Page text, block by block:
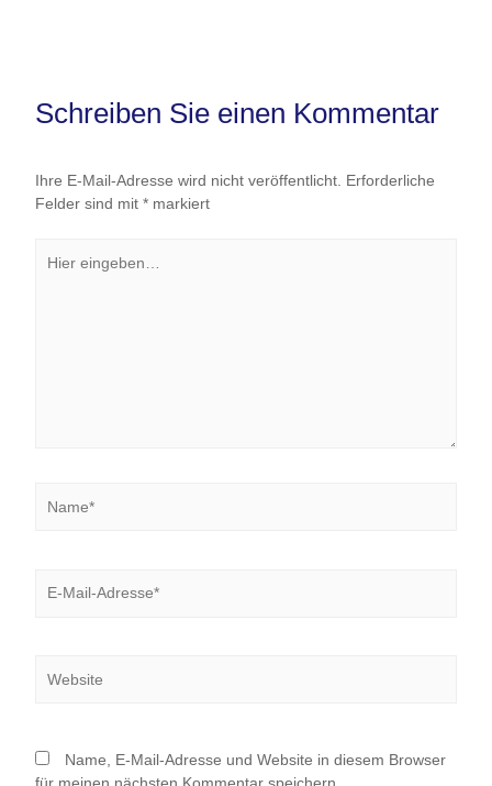
Schreiben Sie einen Kommentar
Ihre E-Mail-Adresse wird nicht veröffentlicht. Erforderliche
Felder sind mit *markiert
eingeben…
Mail-
Name, E-Mail-Adresse und Website in diesem Browser